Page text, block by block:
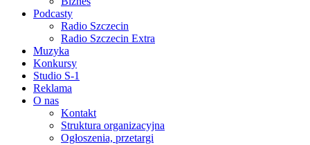
Podcasty
Radio Szczecin
Radio Szczecin Extra
Muzyka
Konkursy
Studio S-1
Reklama
O nas
Kontakt
Struktura organizacyjna
Ogłoszenia, przetargi